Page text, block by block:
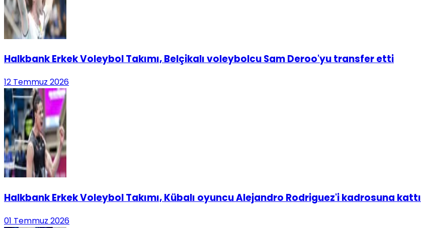
Halkbank Erkek Voleybol Takımı, Belçikalı voleybolcu Sam Deroo'yu transfer etti
12 Temmuz 2026
Halkbank Erkek Voleybol Takımı, Kübalı oyuncu Alejandro Rodriguez'i kadrosuna kattı
01 Temmuz 2026